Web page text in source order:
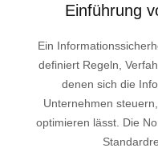
Einführung
Ein
definiert Regeln,
denen sich die
Unternehmen
optimieren lässt. Die